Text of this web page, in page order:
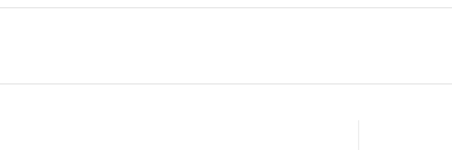
Konto erstellen